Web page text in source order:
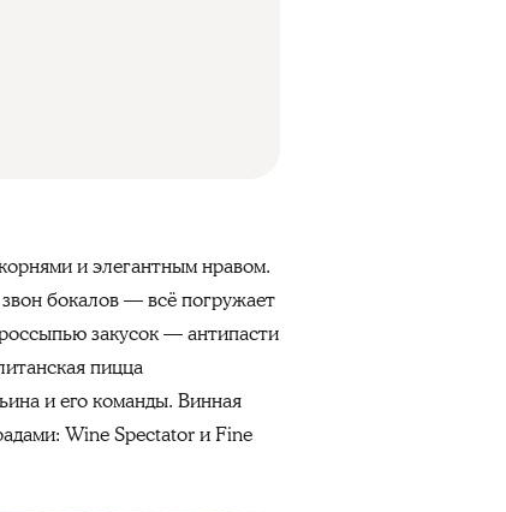
и элегантным нравом.
бокалов — всё погружает
закусок — антипасти
пицца
и его команды. Винная
Wine Spectator и Fine